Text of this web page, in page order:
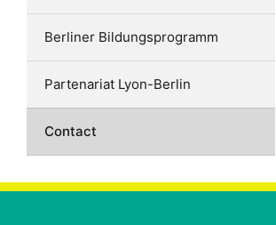
Berliner Bildungsprogramm
Partenariat Lyon-Berlin
Contact